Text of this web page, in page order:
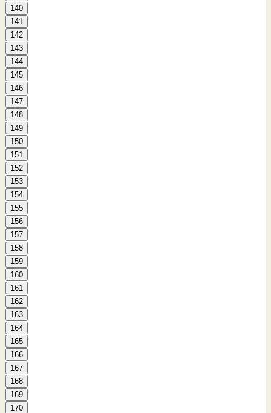
140
141
142
143
144
145
146
147
148
149
150
151
152
153
154
155
156
157
158
159
160
161
162
163
164
165
166
167
168
169
170